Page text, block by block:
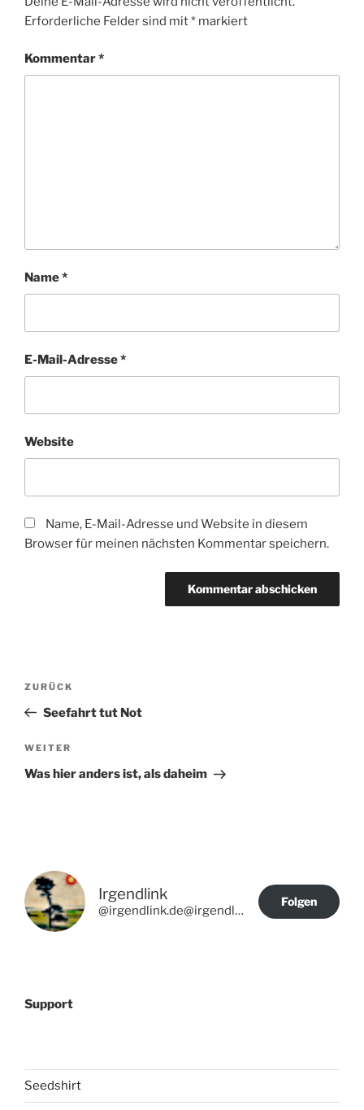
Erforderliche Felder sind mit* markiert
Kommentar*
Name*
E-Mail-Adresse*
Website
Name, E-Mail-Adresse und Website in diesem
Browser für meinen nächsten Kommentar speichern.
Beitragsnavigation
Vorheriger
Beitrag
ZURÜCK
Seefahrt tut Not
Nächster
Beitrag
WEITER
Was hier anders ist, als daheim
Irgendlink
@irgendlink.de@irgendlink.de
Folgen
Support
Seedshirt